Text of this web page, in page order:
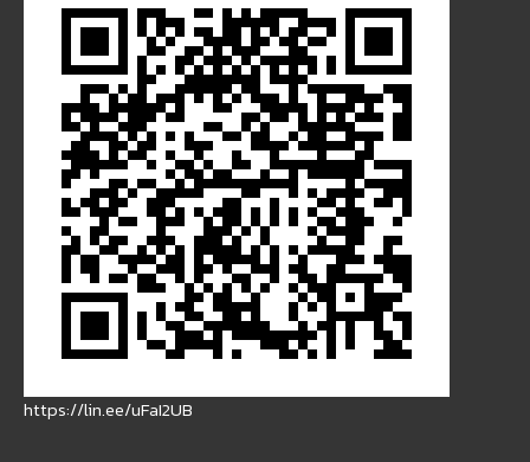
https://lin.ee/uFaI2UB